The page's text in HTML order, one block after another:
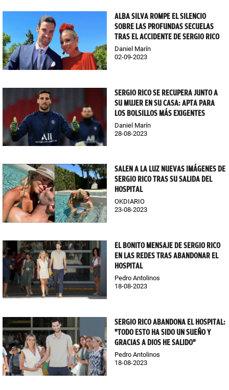
ALBA SILVA ROMPE EL SILENCIO
SOBRE LAS PROFUNDAS SECUELAS
TRAS EL ACCIDENTE DE SERGIO RICO
Daniel Marín
02-09-2023
SERGIO RICO SE RECUPERA JUNTO A
SU MUJER EN SU CASA: APTA PARA
LOS BOLSILLOS MÁS EXIGENTES
Daniel Marín
28-08-2023
SALEN A LA LUZ NUEVAS IMÁGENES DE
SERGIO RICO TRAS SU SALIDA DEL
HOSPITAL
OKDIARIO
23-08-2023
EL BONITO MENSAJE DE SERGIO RICO
EN LAS REDES TRAS ABANDONAR EL
HOSPITAL
Pedro Antolinos
18-08-2023
SERGIO RICO ABANDONA EL HOSPITAL:
"TODO ESTO HA SIDO UN SUEÑO Y
GRACIAS A DIOS HE SALIDO"
Pedro Antolinos
18-08-2023